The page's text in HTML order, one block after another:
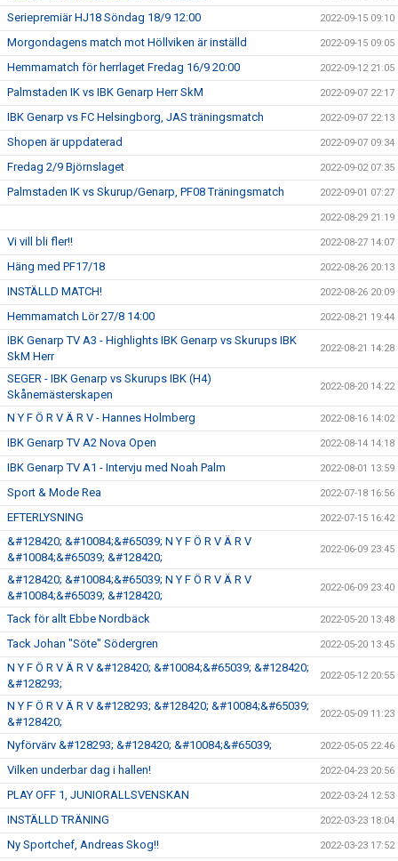
Seriepremiär HJ18 Söndag 18/9 12:00 2022-09-15 09:10
Morgondagens match mot Höllviken är inställd 2022-09-15 09:05
Hemmamatch för herrlaget Fredag 16/9 20:00 2022-09-12 21:05
Palmstaden IK vs IBK Genarp Herr SkM 2022-09-07 22:17
IBK Genarp vs FC Helsingborg, JAS träningsmatch 2022-09-07 22:13
Shopen är uppdaterad 2022-09-07 09:34
Fredag 2/9 Björnslaget 2022-09-02 07:35
Palmstaden IK vs Skurup/Genarp, PF08 Träningsmatch 2022-09-01 07:27
2022-08-29 21:19
Vi vill bli fler!! 2022-08-27 14:07
Häng med PF17/18 2022-08-26 20:13
INSTÄLLD MATCH! 2022-08-26 20:09
Hemmamatch Lör 27/8 14:00 2022-08-21 19:44
IBK Genarp TV A3 - Highlights IBK Genarp vs Skurups IBK
SkM Herr
2022-08-21 14:28
SEGER - IBK Genarp vs Skurups IBK (H4)
Skånemästerskapen
2022-08-20 14:22
N Y F Ö R V Ä R V - Hannes Holmberg 2022-08-16 14:02
IBK Genarp TV A2 Nova Open 2022-08-14 14:18
IBK Genarp TV A1 - Intervju med Noah Palm 2022-08-01 13:59
Sport & Mode Rea 2022-07-18 16:56
EFTERLYSNING 2022-07-15 16:42
&#128420; &#10084;&#65039; N Y F Ö R V Ä R V
&#10084;&#65039; &#128420;
2022-06-09 23:45
&#128420; &#10084;&#65039; N Y F Ö R V Ä R V
&#10084;&#65039; &#128420;
2022-06-09 23:40
Tack för allt Ebbe Nordbäck 2022-05-20 13:48
Tack Johan "Söte" Södergren 2022-05-20 13:45
N Y F Ö R V Ä R V &#128420; &#10084;&#65039; &#128420;
&#128293;
2022-05-12 20:55
N Y F Ö R V Ä R V &#128293; &#128420; &#10084;&#65039;
&#128420;
2022-05-09 11:23
Nyförvärv &#128293; &#128420; &#10084;&#65039; 2022-05-05 22:46
Vilken underbar dag i hallen! 2022-04-23 20:56
PLAY OFF 1, JUNIORALLSVENSKAN 2022-03-24 12:53
INSTÄLLD TRÄNING 2022-03-23 18:04
Ny Sportchef, Andreas Skog!! 2022-03-23 17:52